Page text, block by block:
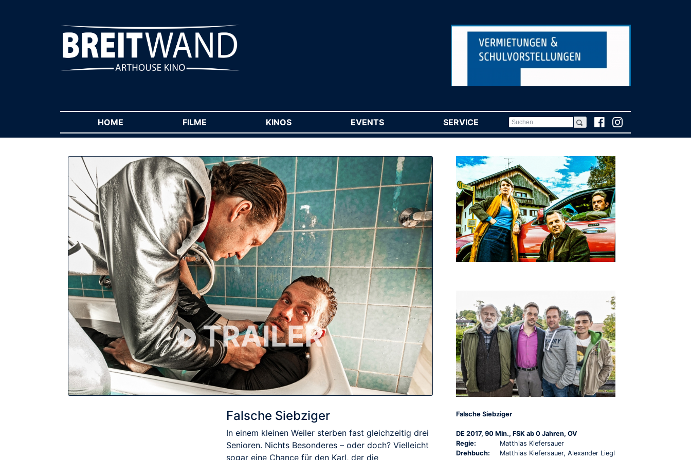
HOME FILME KINOS EVENTS SERVICE (CURRENT)
TRAILER
Falsche Siebziger
In einem kleinen Weiler sterben fast gleichzeitig drei
Senioren. Nichts Besonderes – oder doch? Vielleicht
sogar eine Chance für den Karl, der die
Falsche Siebziger
DE 2017, 90 Min., FSK ab 0 Jahren, OV
Regie:
Matthias Kiefersauer
Drehbuch:
Matthias Kiefersauer, Alexander Liegl